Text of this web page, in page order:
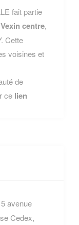
fait partie
centre,
Cette
voisines et
de
ce lien
avenue
Cedex,